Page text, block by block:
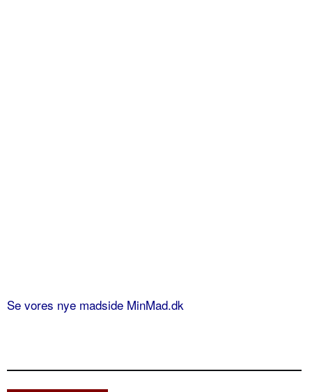
Se vores nye madside MinMad.dk